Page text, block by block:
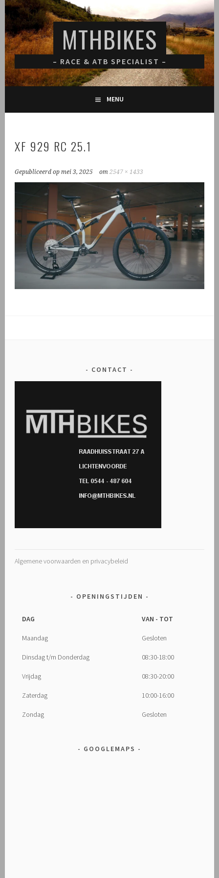
Spring
naar
inhoud
MTHBIKES
– RACE & ATB SPECIALIST –
MENU
XF 929 RC 25.1
Gepubliceerd opmei 3, 2025 om2547 × 1433
CONTACT
Algemene voorwaarden en privacybeleid
OPENINGSTIJDEN
DAG VAN - TOT
Maandag Gesloten
Dinsdag t/m Donderdag 08:30-18:00
Vrijdag 08:30-20:00
Zaterdag 10:00-16:00
Zondag Gesloten
GOOGLEMAPS